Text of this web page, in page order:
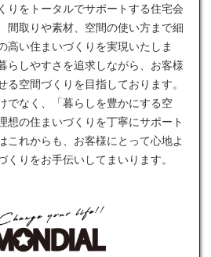
りをトータルでサポートする住宅会
間取りや素材、空間の使い方まで細
高い住まいづくりを実現いたしま
らしやすさを追求しながら、お客様
空間づくりを目指しております。
でなく、「暮らしを豊かにする空
想の住まいづくりを丁寧にサポート
これからも、お客様にとって心地よ
くりをお手伝いしてまいります。